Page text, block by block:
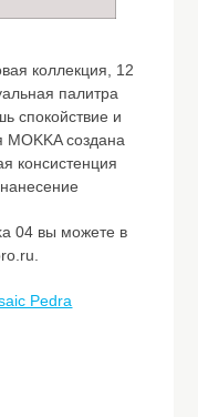
коллекция, 12
палитра
спокойствие и
MOKKA создана
консистенция
04 вы можете в
Pedra